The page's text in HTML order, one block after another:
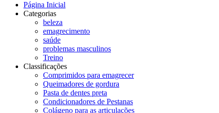
Página Inicial
Categorias
beleza
emagrecimento
saúde
problemas masculinos
Treino
Classificações
Comprimidos para emagrecer
Queimadores de gordura
Pasta de dentes preta
Condicionadores de Pestanas
Colágeno para as articulações